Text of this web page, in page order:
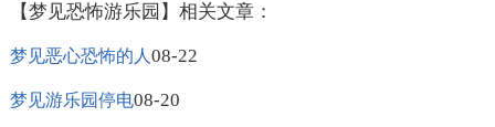
【梦见恐怖游乐园】相关文章：
梦见恶心恐怖的人 08-22
梦见游乐园停电08-20